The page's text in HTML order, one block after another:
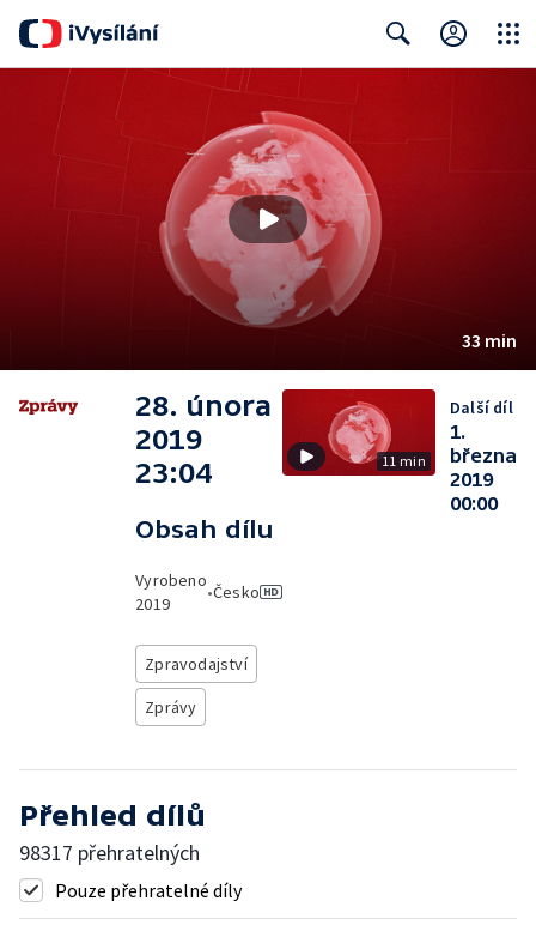
33 min
28. února
2019
23:04
Obsah dílu
Vyrobeno
2019
•Česko
Zpravodajství
Zprávy
11 min
Další díl
1.
března
2019
00:00
Přehled dílů
98317 přehratelných
Pouze přehratelné díly